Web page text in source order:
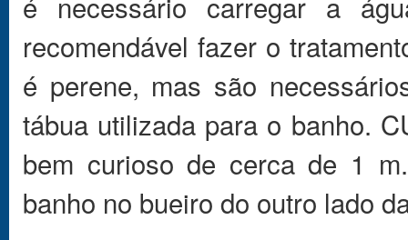
recomendável fazer o
é perene, mas são
tábua utilizada para o banho.
bem curioso de cerca de 1
banho no bueiro do outro lado